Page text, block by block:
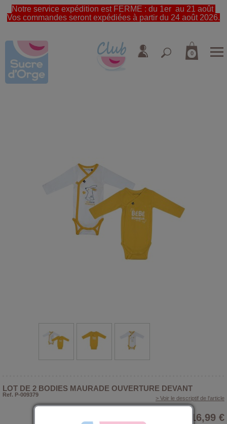
Notre service expédition est FERME : du 1er au 21 août
Vos commandes seront expédiées à partir du 24 août 2026.
0
LOT DE 2 BODIES MAURADE OUVERTURE DEVANT
Ref. P-009379
> Voir le descriptif de l'article
16,99 €